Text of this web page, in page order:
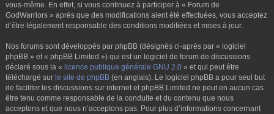
vous-même. En effet, si vous continuez à participer à « Forum de
GodWarriors » après que des modifications aient été effectuées, vous acceptez
d’être légalement responsable des conditions modifiées et mises à jour.
Nos forums sont développés par phpBB (désignés ci-après par « logiciel
phpBB » et « phpBB Limited ») qui est un logiciel de forum de discussions
déclaré sous la « licence publique générale GNU 2.0 » et qui peut être
téléchargé sur le site de phpBB (en anglais). Le logiciel phpBB a pour seul but
de faciliter les discussions sur internet et phpBB Limited ne peut en aucun cas
être tenu comme responsable de la conduite et du contenu que nous
acceptons et que nous n’acceptons pas. Pour plus d’informations concernant